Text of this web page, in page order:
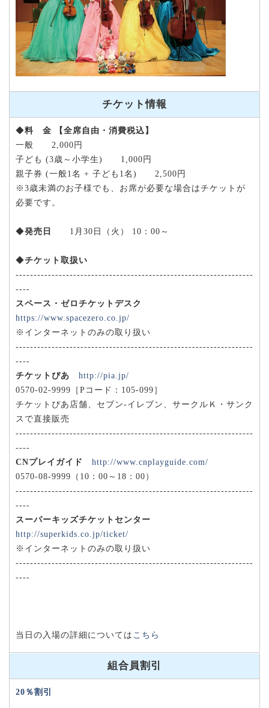
チケット情報
◆料 金
【全席自由・消費税込】
一般 2,000円
子ども (3歳～小学生) 1,000円
親子券 (一般1名 + 子ども1名) 2,500円
※3歳未満のお子様でも、お席が必要な場合はチケットが
必要です。
◆発売日 1月30日（火） 10：00～
◆チケット取扱い
------------------------------------------------------------------
----
スペース・ゼロチケットデスク
https://www.spacezero.co.jp/
※インターネットのみの取り扱い
------------------------------------------------------------------
----
チケットぴあ
http://pia.jp/
0570-02-9999［Pコード：105-099］
チケットぴあ店舗、セブン‐イレブン、サークルＫ・サンク
スで直接販売
------------------------------------------------------------------
----
CNプレイガイド
http://www.cnplayguide.com/
0570-08-9999（10：00～18：00）
------------------------------------------------------------------
----
スーパーキッズチケットセンター
http://superkids.co.jp/ticket/
※インターネットのみの取り扱い
------------------------------------------------------------------
----
当日の入場の詳細については こちら
組合員割引
20％割引